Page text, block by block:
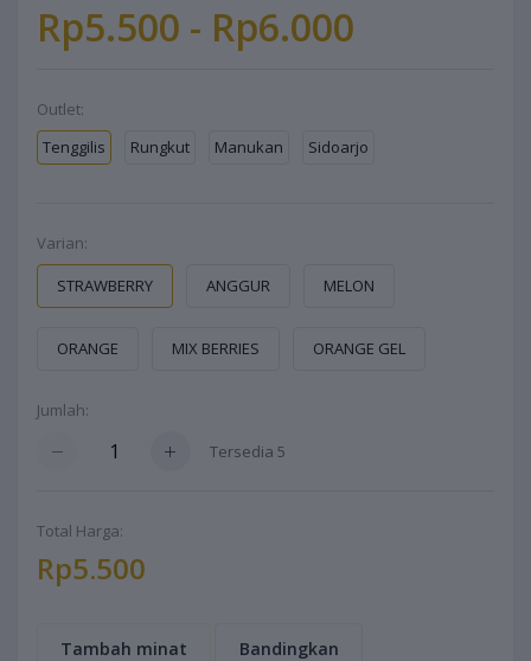
Rp5.500 - Rp6.000
Outlet:
Tenggilis
Rungkut Manukan Sidoarjo
Varian:
STRAWBERRY
ANGGUR MELON
ORANGE MIX BERRIES ORANGE GEL
Jumlah:
Tersedia 5
Total Harga:
Rp5.500
Tambah minat Bandingkan